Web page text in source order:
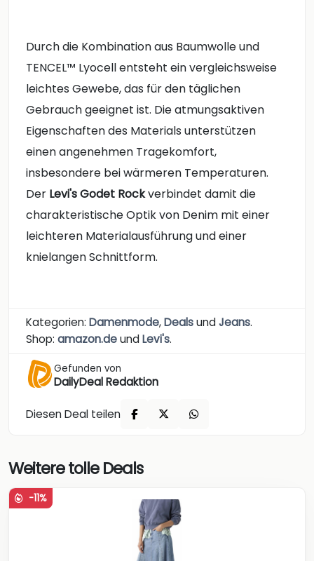
Durch die Kombination aus Baumwolle und
TENCEL™ Lyocell entsteht ein vergleichsweise
leichtes Gewebe, das für den täglichen
Gebrauch geeignet ist. Die atmungsaktiven
Eigenschaften des Materials unterstützen
einen angenehmen Tragekomfort,
insbesondere bei wärmeren Temperaturen.
Der Levi's Godet Rockverbindet damit die
charakteristische Optik von Denim mit einer
leichteren Materialausführung und einer
knielangen Schnittform.
Kategorien: Damenmode,DealsundJeans.
Shop: amazon.deundLevi's.
Gefunden von
DailyDeal Redaktion
Diesen Deal teilen
Weitere tolle Deals
-11%